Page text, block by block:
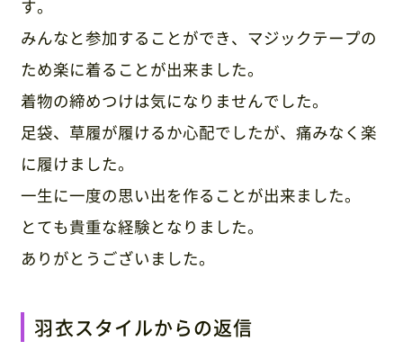
す。
みんなと参加することができ、マジックテープの
ため楽に着ることが出来ました。
着物の締めつけは気になりませんでした。
足袋、草履が履けるか心配でしたが、痛みなく楽
に履けました。
一生に一度の思い出を作ることが出来ました。
とても貴重な経験となりました。
ありがとうございました。
羽衣スタイルからの返信